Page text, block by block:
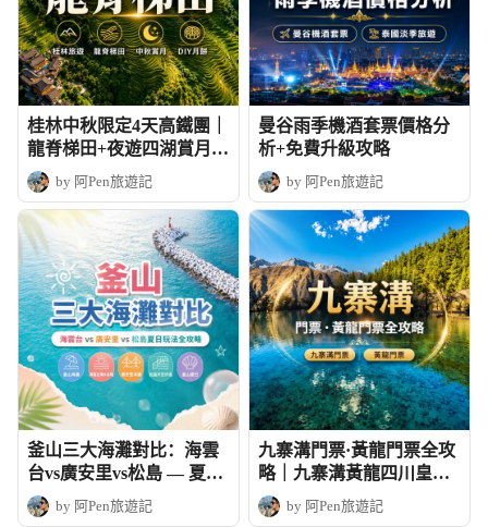
桂林中秋限定4天高鐵團｜
龍脊梯田+夜遊四湖賞月+
DIY月餅
by 阿Pen旅遊記
曼谷雨季機酒套票價格分
析+免費升級攻略
by 阿Pen旅遊記
釜山三大海灘對比：海雲
台vs廣安里vs松島 — 夏日
玩法全攻略
by 阿Pen旅遊記
九寨溝門票·黃龍門票全攻
略｜九寨溝黃龍四川皇牌
深度6天團
by 阿Pen旅遊記